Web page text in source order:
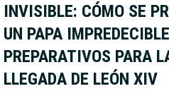
INVISIBLE: CÓMO SE
UN PAPA
PREPARATIVOS PARA
LLEGADA DE LEÓN XIV